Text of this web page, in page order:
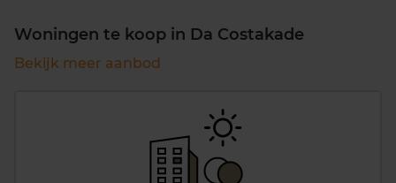
Woningen te koop in Da Costakade
Bekijk meer aanbod